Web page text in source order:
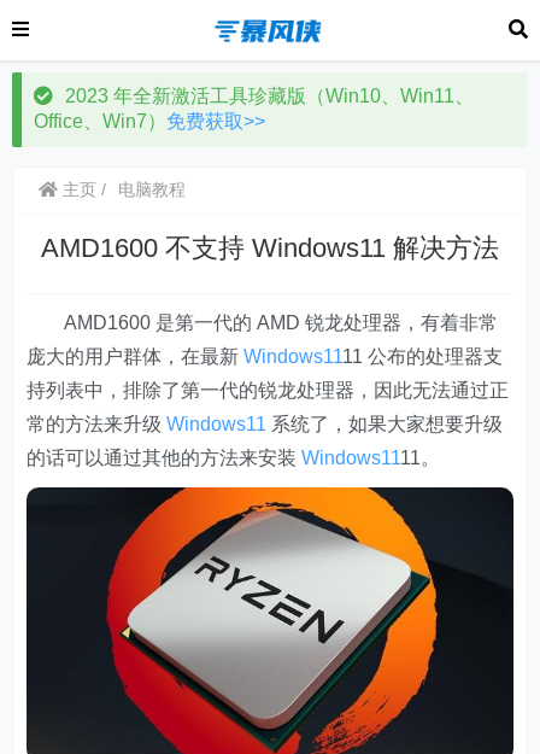
2023 年全新激活工具珍藏版（Win10、Win11、
Office、Win7） 免费获取>>
主页 电脑教程
AMD1600 不支持 Windows11 解决方法
AMD1600 是第一代的 AMD 锐龙处理器，有着非常
庞大的用户群体，在最新Windows1111 公布的处理器支
持列表中，排除了第一代的锐龙处理器，因此无法通过正
常的方法来升级Windows11 系统了，如果大家想要升级
的话可以通过其他的方法来安装Windows1111。